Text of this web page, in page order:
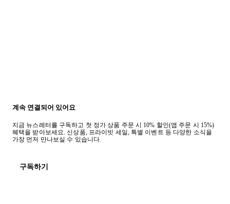
계속 연결되어 있어요
지금 뉴스레터를 구독하고 첫 정가 상품 주문 시 10% 할인(앱 주문 시 15%)
혜택을 받아보세요. 신상품, 프라이빗 세일, 특별 이벤트 등 다양한 소식을
가장 먼저 만나보실 수 있습니다.
구독하기